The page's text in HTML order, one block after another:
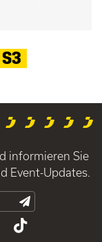
S3
informieren Sie
Event-Updates.